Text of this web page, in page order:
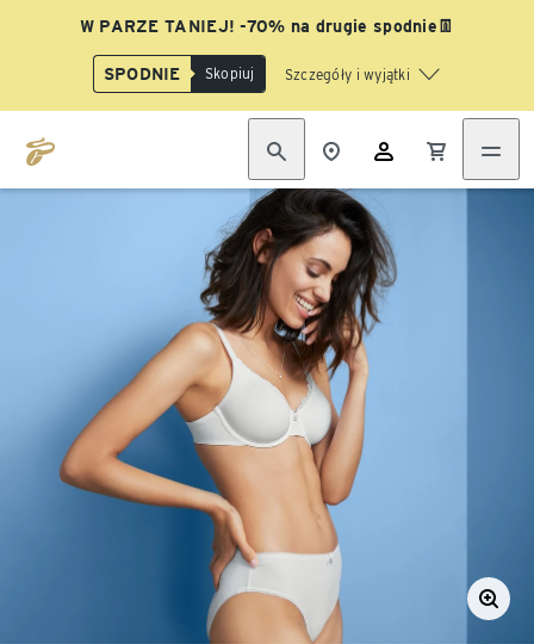
W PARZE TANIEJ! -70% na drugie spodnie👖
SPODNIE Skopiuj Szczegóły i wyjątki